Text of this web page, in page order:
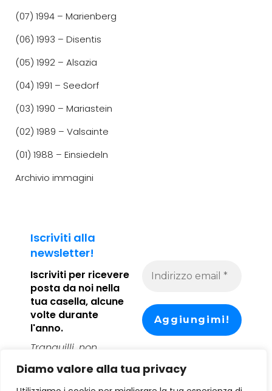
Diamo valore alla tua privacy
(07) 1994 – Marienberg
(06) 1993 – Disentis
(05) 1992 – Alsazia
(04) 1991 – Seedorf
(03) 1990 – Mariastein
(02) 1989 – Valsainte
(01) 1988 – Einsiedeln
Archivio immagini
Iscriviti alla
newsletter!
Iscriviti per ricevere
posta da noi nella
tua casella, alcune
volte durante
l'anno.
Tranquilli, non